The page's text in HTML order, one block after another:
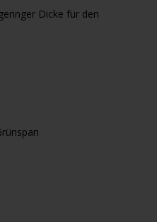
Dicke für den